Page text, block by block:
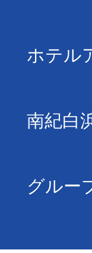
ホテル
南紀白
グルー